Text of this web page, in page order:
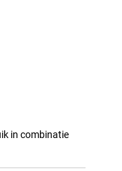
in combinatie